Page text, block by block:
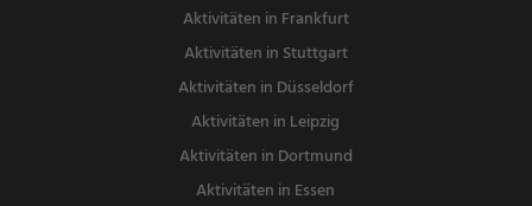
Aktivitäten in Frankfurt
Aktivitäten in Stuttgart
Aktivitäten in Düsseldorf
Aktivitäten in Leipzig
Aktivitäten in Dortmund
Aktivitäten in Essen